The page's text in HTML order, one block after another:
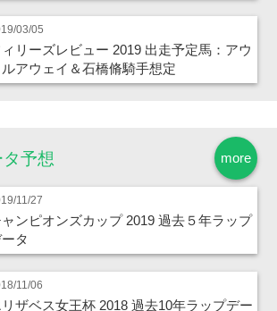
03/05
リーズレビュー 2019 出走予定馬：アウ
ルアウェイ＆石橋脩騎手想定
more
予想
11/27
ンピオンズカップ 2019 過去５年ラップ
タ
11/06
リザベス女王杯 2018 過去10年ラップデー